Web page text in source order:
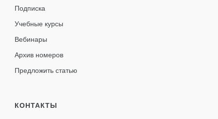
Подписка
Учебные курсы
Вебинары
Архив номеров
Предложить статью
КОНТАКТЫ